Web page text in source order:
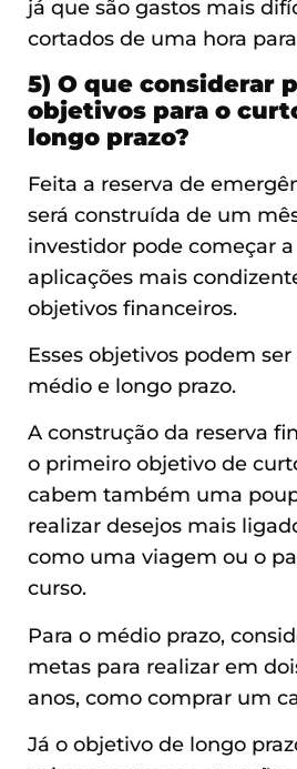
já que são gastos mais
cortados de uma hora
5) O que considerar
objetivos para o
longo prazo?
Feita a reserva de
será construída de um
investidor pode começar
aplicações mais
objetivos financeiros.
Esses objetivos podem
médio e longo prazo.
A construção da reserva
o primeiro objetivo de
cabem também uma
realizar desejos mais
como uma viagem ou o
curso.
Para o médio prazo,
metas para realizar em
anos, como comprar um
Já o objetivo de longo